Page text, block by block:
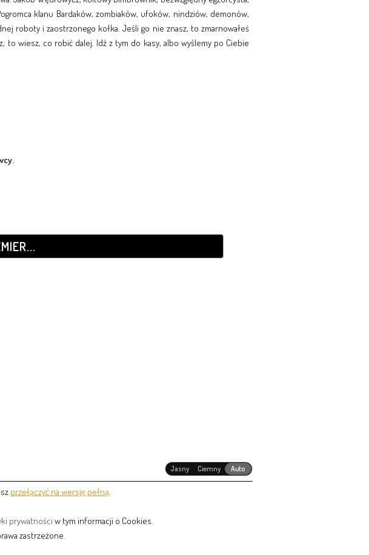
klanu Bardaków, zombiaków, ufoków, nindziów, demonów,
roboty i zaostrzonego kołka. Jeśli go nie znasz, to zmarnowałeś
to wiesz, co robić dalej. Idź z tym do kasy, albo wyślemy po Ciebie
Jasny Ciemny Auto
przełączyć na wersję pełną
prywatności w tym informacji o Cookies.
zastrzeżone.